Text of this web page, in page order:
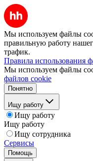
Мы используем файлы
правильную работу
трафик.
Правила использования
Мы используем файлы
файлов cookie
Понятно
Ищу работу
Ищу работу
Ищу работу
Ищу сотрудника
Сервисы
Помощь